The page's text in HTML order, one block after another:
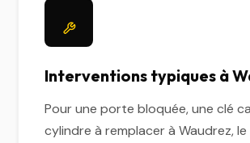
Interventions typiques à
Pour une porte bloquée, une clé
cylindre à remplacer à Waudrez,